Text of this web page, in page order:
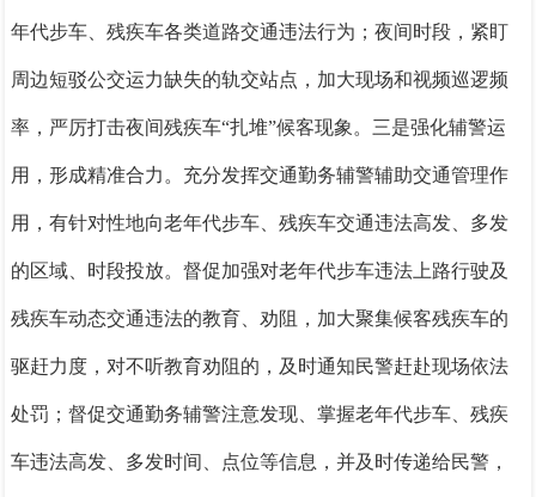
年代步车、残疾车各类道路交通违法行为；夜间时段，紧盯
周边短驳公交运力缺失的轨交站点，加大现场和视频巡逻频
率，严厉打击夜间残疾车“扎堆”候客现象。 三是强化辅警运
用，形成精准合力。 充分发挥交通勤务辅警辅助交通管理作
用，有针对性地向老年代步车、残疾车交通违法高发、多发
的区域、时段投放。督促加强对老年代步车违法上路行驶及
残疾车动态交通违法的教育、劝阻，加大聚集候客残疾车的
驱赶力度，对不听教育劝阻的，及时通知民警赶赴现场依法
处罚；督促交通勤务辅警注意发现、掌握老年代步车、残疾
车违法高发、多发时间、点位等信息，并及时传递给民警，